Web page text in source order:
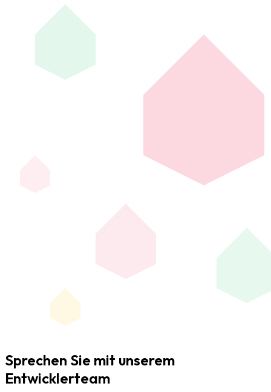
Sprechen Sie mit unserem
Entwicklerteam